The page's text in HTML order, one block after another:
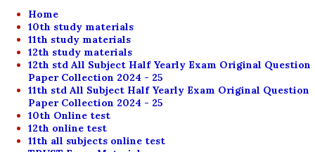
Home
10th study materials
11th study materials
12th study materials
12th std All Subject Half Yearly Exam Original Question
Paper Collection 2024 - 25
11th std All Subject Half Yearly Exam Original Question
Paper Collection 2024 - 25
10th Online test
12th online test
11th all subjects online test